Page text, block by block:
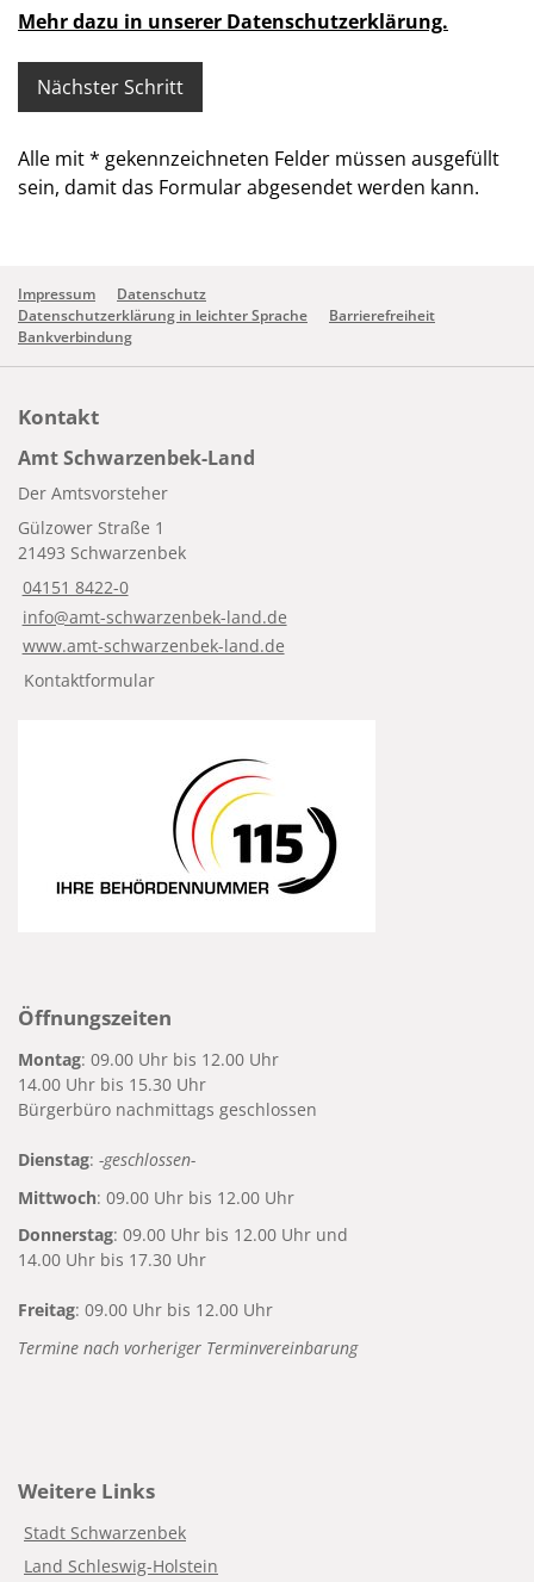
Mehr dazu in unserer Datenschutzerklärung.
Alle mit* gekennzeichneten Felder müssen ausgefüllt
sein, damit das Formular abgesendet werden kann.
Impressum
Datenschutz
Datenschutzerklärung in leichter Sprache
Barrierefreiheit
Bankverbindung
Kontakt
Amt Schwarzenbek-Land
Der Amtsvorsteher
Gülzower Straße 1
21493 Schwarzenbek
04151 8422-0
info@amt-schwarzenbek-land.de
www.amt-schwarzenbek-land.de
Kontaktformular
Öffnungszeiten
Montag: 09.00 Uhr bis 12.00 Uhr
14.00 Uhr bis 15.30 Uhr
Bürgerbüro nachmittags geschlossen
Dienstag: -geschlossen-
Mittwoch: 09.00 Uhr bis 12.00 Uhr
Donnerstag: 09.00 Uhr bis 12.00 Uhr und
14.00 Uhr bis 17.30 Uhr
Freitag: 09.00 Uhr bis 12.00 Uhr
Termine nach vorheriger Terminvereinbarung
Weitere Links
Stadt Schwarzenbek
Land Schleswig-Holstein